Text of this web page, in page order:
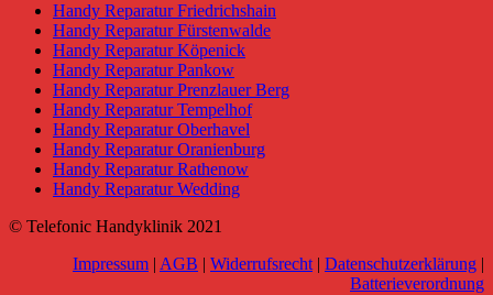
Handy Reparatur Friedrichshain
Handy Reparatur Fürstenwalde
Handy Reparatur Köpenick
Handy Reparatur Pankow
Handy Reparatur Prenzlauer Berg
Handy Reparatur Tempelhof
Handy Reparatur Oberhavel
Handy Reparatur Oranienburg
Handy Reparatur Rathenow
Handy Reparatur Wedding
© Telefonic Handyklinik 2021
Impressum | AGB | Widerrufsrecht | Datenschutzerklärung |
Batterieverordnung